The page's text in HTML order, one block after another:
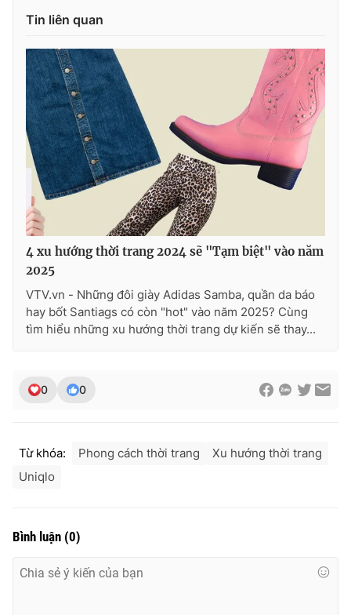
toasoan@vtv.vn
Liên hệ quảng cáo:024-7300.7108
® Cấm sao chép dưới mọi hình thức nếu không có sự chấp
thuận bằng văn bản. Ghi rõ nguồn VTV.vn khi phát hành lại
thông tin từ website này.
Tin liên quan
4 xu hướng thời trang 2024 sẽ "Tạm biệt" vào năm
2025
VTV.vn - Những đôi giày Adidas Samba, quần da báo
hay bốt Santiags có còn "hot" vào năm 2025? Cùng
tìm hiểu những xu hướng thời trang dự kiến sẽ thay...
0 0
Từ khóa: Phong cách thời trang
Xu hướng thời trang
Uniqlo
Bình luận (0)